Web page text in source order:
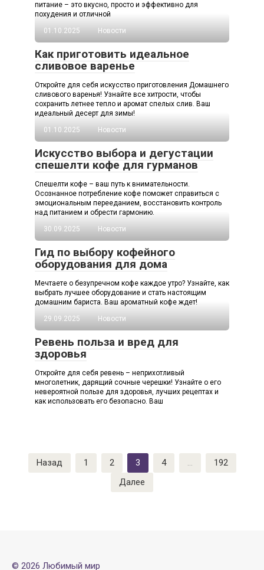
питание – это вкусно, просто и эффективно для
похудения и отличной
01.10.2025
Новости
Как приготовить идеальное
сливовое варенье
Откройте для себя искусство приготовления Домашнего
сливового варенья! Узнайте все хитрости, чтобы
сохранить летнее тепло и аромат спелых слив. Ваш
идеальный десерт для зимы!
01.10.2025
Новости
Искусство выбора и дегустации
спешелти кофе для гурманов
Спешелти кофе – ваш путь к внимательности.
Осознанное потребление кофе поможет справиться с
эмоциональным перееданием, восстановить контроль
над питанием и обрести гармонию.
30.09.2025
Новости
Гид по выбору кофейного
оборудования для дома
Мечтаете о безупречном кофе каждое утро? Узнайте, как
выбрать лучшее оборудование и стать настоящим
домашним бариста. Ваш ароматный кофе ждет!
29.09.2025
Новости
Ревень польза и вред для
здоровья
Откройте для себя ревень – неприхотливый
многолетник, дарящий сочные черешки! Узнайте о его
невероятной пользе для здоровья, лучших рецептах и
как использовать его безопасно. Ваш
Пагинация
записей
Назад 1 2 3 4 …
192
Далее
© 2026 Любимый мир